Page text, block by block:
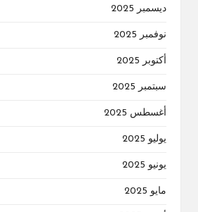
ديسمبر 2025
نوفمبر 2025
أكتوبر 2025
سبتمبر 2025
أغسطس 2025
يوليو 2025
يونيو 2025
مايو 2025